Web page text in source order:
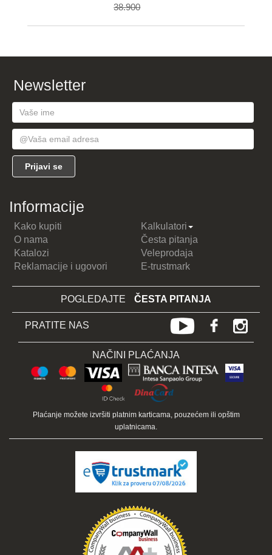
38.900
Newsletter
Informacije
Kako kupiti
Kalkulatori
O nama
Česta pitanja
Katalozi
Veleprodaja
Reklamacije i ugovori
E-trustmark
POGLEDAJTE ČESTA PITANJA
PRATITE NAS
NAČINI PLAĆANJA
Plaćanje možete izvršiti platnim karticama, pouzećem ili opštim
uplatnicama.